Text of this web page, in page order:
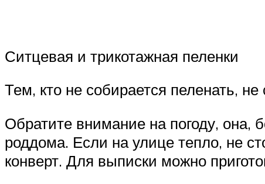
Ситцевая и трикотажная пеленки
Тем, кто не собирается пеленать, не
Обратите внимание на погоду, она,
роддома. Если на улице тепло, не
конверт. Для выписки можно